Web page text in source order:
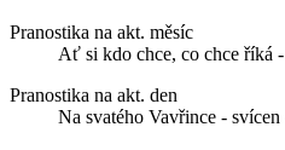
Pranostika na akt. měsíc
Ať si kdo chce, co chce říká
Pranostika na akt. den
Na svatého Vavřince - svícen